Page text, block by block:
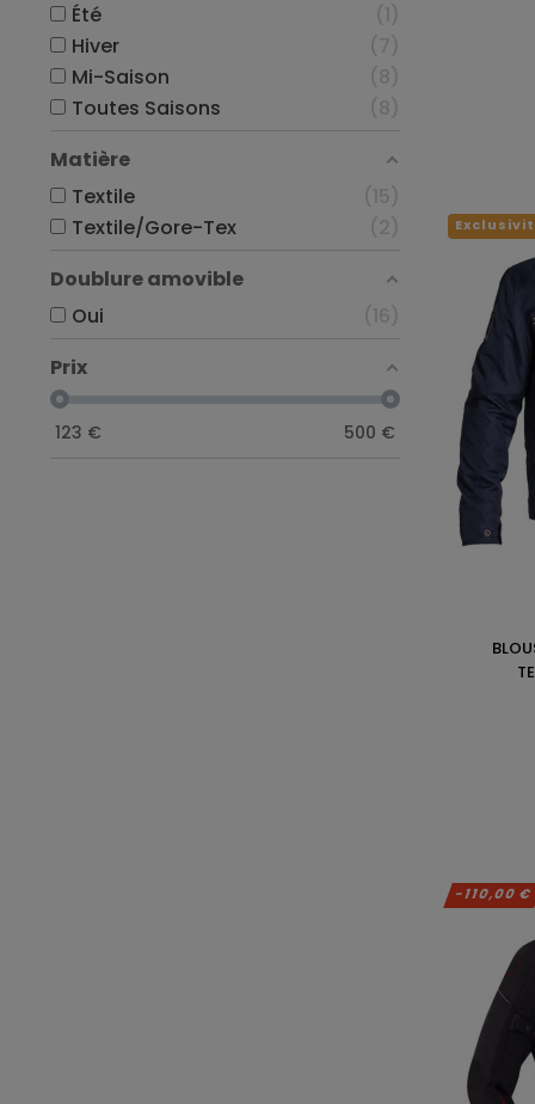
Été
1
Hiver
7
Mi-Saison
8
Toutes Saisons
8
Matière
Textile
15
Textile/Gore-Tex
2
Doublure amovible
Oui
16
Prix
123 € 500 €
-110,00 €